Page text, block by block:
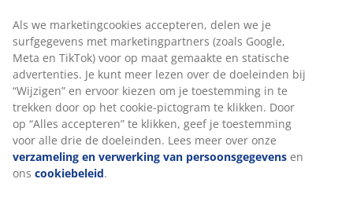
Beoordelingen
( 1)
Levering
Als we marketingcookies accepteren, delen we je
surfgegevens met marketingpartners (zoals Google,
Meta en TikTok) voor op maat gemaakte en statische
advertenties. Je kunt meer lezen over de doeleinden bij
“Wijzigen” en ervoor kiezen om je toestemming in te
trekken door op het cookie-pictogram te klikken. Door
op “Alles accepteren” te klikken, geef je toestemming
voor alle drie de doeleinden. Lees meer over onze
verzameling en verwerking van persoonsgegevens en
ons cookiebeleid.